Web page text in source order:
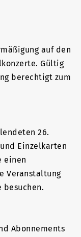
auf den
Gültig
berechtigt zum
26.
Einzelkarten
einen
Veranstaltung
besuchen.
Abonnements